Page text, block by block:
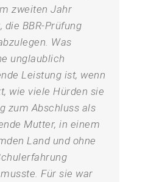
zweiten Jahr
die BBR-Prüfung
Was
unglaublich
Leistung ist, wenn
wie viele Hürden sie
zum Abschluss als
Mutter, in einem
Land und ohne
Für sie war